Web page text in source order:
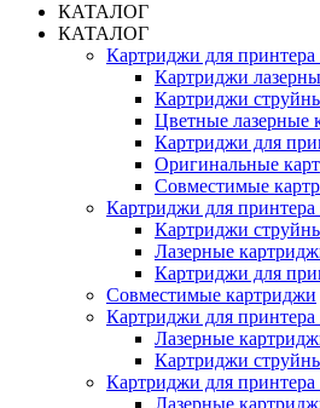
КАТАЛОГ
КАТАЛОГ
Картриджи для принтера
Картриджи
Картриджи
Цветные лазерные
Картриджи для
Оригинальные
Совместимые
Картриджи для принтера
Картриджи
Лазерные
Картриджи для
Совместимые картриджи
Картриджи для принтера
Лазерные
Картриджи
Картриджи для принтера
Лазерные